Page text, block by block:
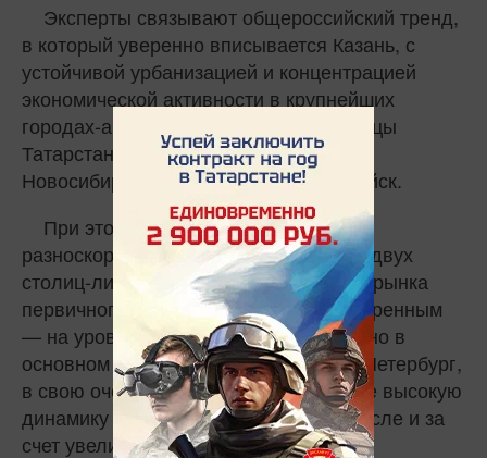
Эксперты связывают общероссийский тренд,
в который уверенно вписывается Казань, с
устойчивой урбанизацией и концентрацией
экономической активности в крупнейших
городах-агломерациях. Помимо столицы
Татарстана, в десятку лидеров вошли
Новосибирск, Нижневартовск и Каспийск.
При этом аналитики прогнозируют
разноскоростное развитие рынка для двух
столиц-лидеров. Ожидается, что рост рынка
первичного жилья в Москве будет умеренным
— на уровне 6% в год, что обусловлено в
основном ценовым фактором. Санкт-Петербург,
в свою очередь, может показать более высокую
динамику — до 9% прироста, в том числе и за
счет увеличения объемов продаж.